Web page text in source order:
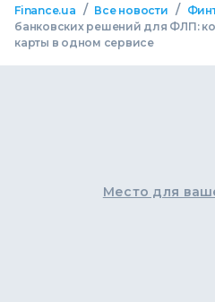
Finance.ua / Все новости /
банковских решений для ФЛП:
карты в одном сервисе
Место для